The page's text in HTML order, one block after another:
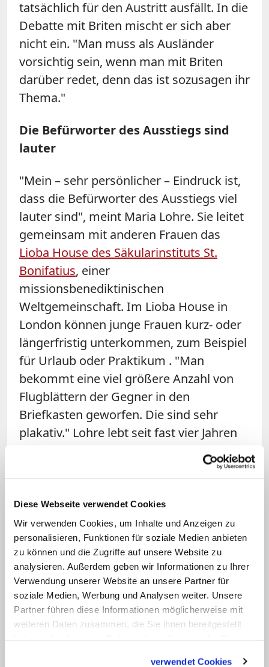
Diese Webseite verwendet Cookies
Wir verwenden Cookies, um Inhalte und Anzeigen zu
personalisieren, Funktionen für soziale Medien anbieten
zu können und die Zugriffe auf unsere Website zu
analysieren. Außerdem geben wir Informationen zu Ihrer
Verwendung unserer Website an unsere Partner für
soziale Medien, Werbung und Analysen weiter. Unsere
Partner führen diese Informationen möglicherweise mit
weiteren Daten zusammen, die Sie ihnen bereitgestellt
verwendet Cookies
tatsächlich für den Austritt ausfällt. In die
Debatte mit Briten mischt er sich aber
nicht ein. "Man muss als Ausländer
vorsichtig sein, wenn man mit Briten
darüber redet, denn das ist sozusagen ihr
Thema."
Die Befürworter des Ausstiegs sind
lauter
"Mein – sehr persönlicher – Eindruck ist,
dass die Befürworter des Ausstiegs viel
lauter sind", meint Maria Lohre. Sie leitet
gemeinsam mit anderen Frauen das
Lioba House des Säkularinstituts St.
Bonifatius, einer
missionsbenediktinischen
Weltgemeinschaft. Im Lioba House in
London können junge Frauen kurz- oder
längerfristig unterkommen, zum Beispiel
für Urlaub oder Praktikum . "Man
bekommt eine viel größere Anzahl von
Flugblättern der Gegner in den
Briefkasten geworfen. Die sind sehr
plakativ." Lohre lebt seit fast vier Jahren
in London und war zuvor schon mehrere
leidenschaftliche Europäerin und sehr
gerne hier."
Bild: © lazyllama/Fotolia.com